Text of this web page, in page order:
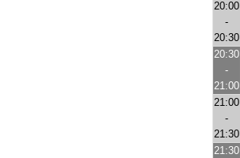
20:00
-
20:30
20:30
-
21:00
21:00
-
21:30
21:30